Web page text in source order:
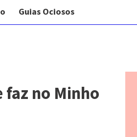
Guias Ociosos
faz no Minho